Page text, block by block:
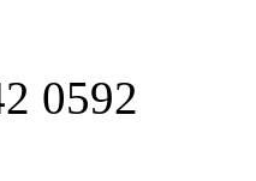
0592